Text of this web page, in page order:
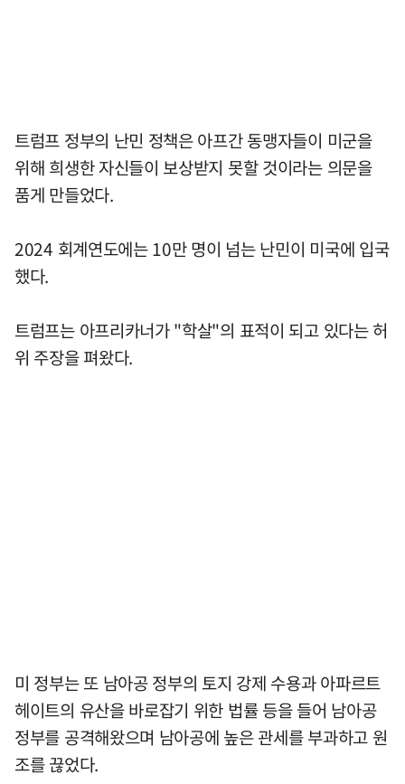
트럼프 정부의 난민 정책은 아프간 동맹자들이 미군을
위해 희생한 자신들이 보상받지 못할 것이라는 의문을
품게 만들었다.
2024 회계연도에는 10만 명이 넘는 난민이 미국에 입국
했다.
트럼프는 아프리카너가 "학살"의 표적이 되고 있다는 허
위 주장을 펴왔다.
미 정부는 또 남아공 정부의 토지 강제 수용과 아파르트
헤이트의 유산을 바로잡기 위한 법률 등을 들어 남아공
정부를 공격해왔으며 남아공에 높은 관세를 부과하고 원
조를 끊었다.